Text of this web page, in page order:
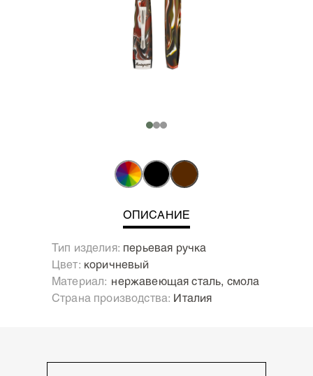
ОПИСАНИЕ
Тип изделия: перьевая ручка
Цвет: коричневый
Материал:
Нержавеющая сталь, смола
Страна производства: Италия